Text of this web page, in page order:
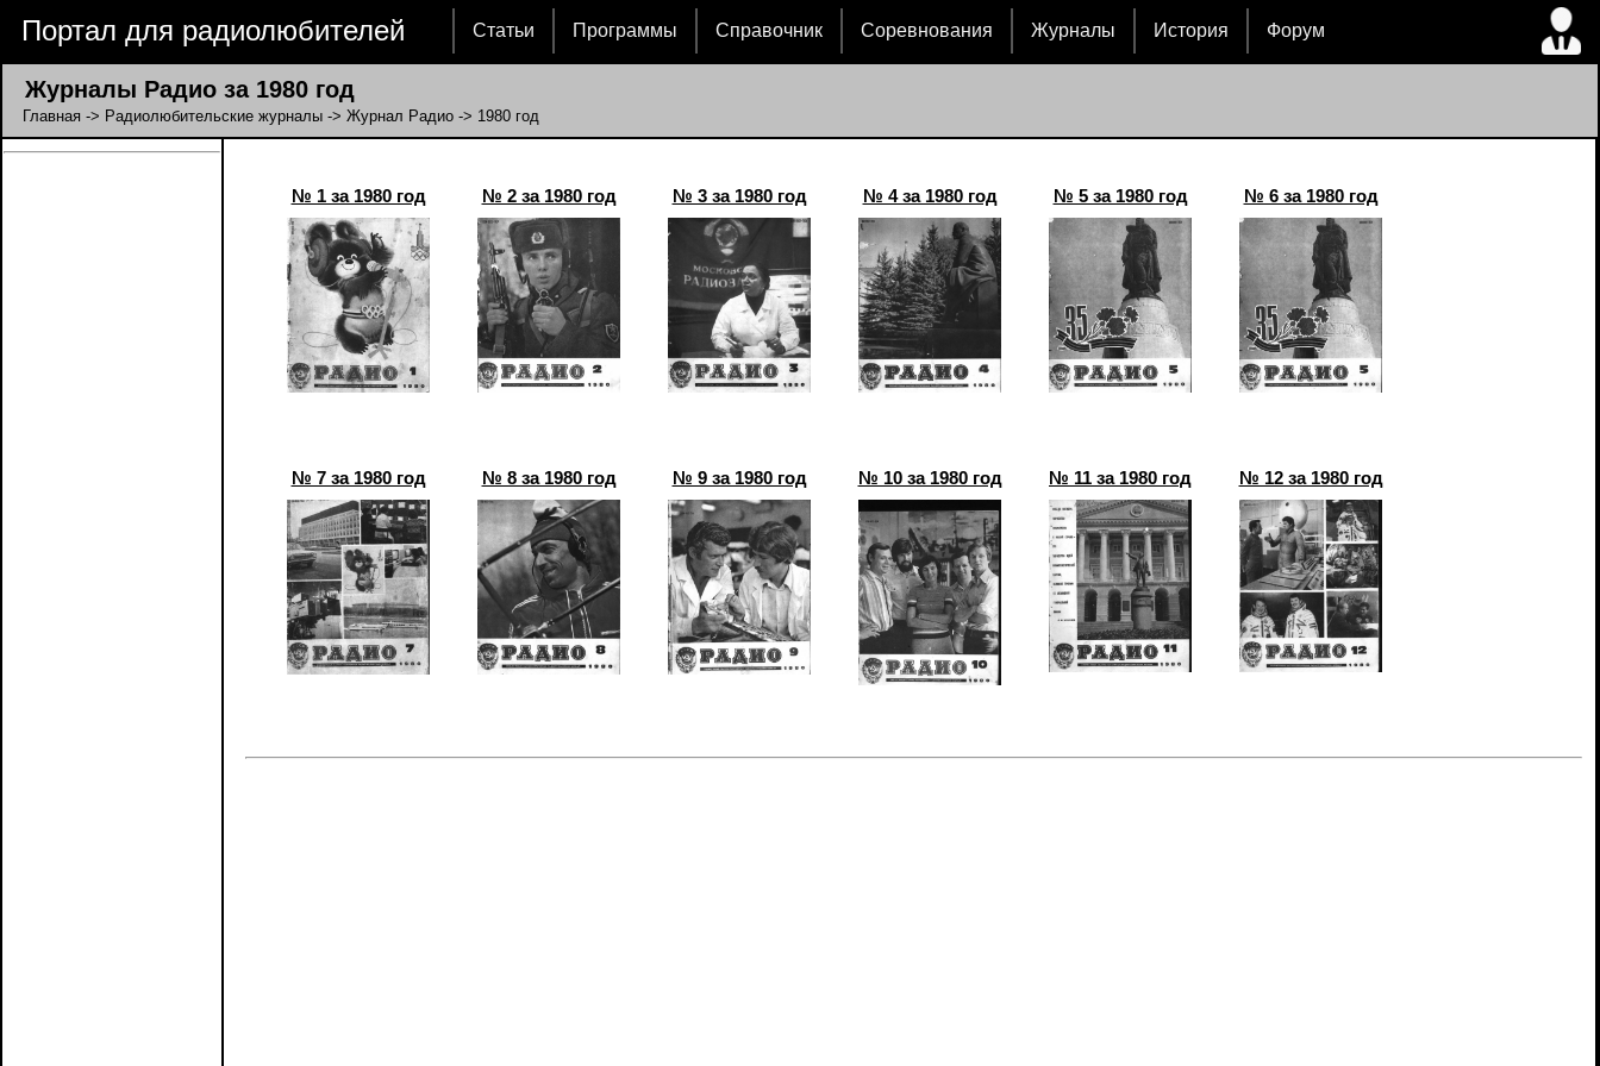
Портал для радиолюбителей Статьи Программы Справочник Соревнования Журналы История Форум
Журналы Радио за 1980 год
Главная -> Радиолюбительские журналы -> Журнал Радио -> 1980 год
№ 1 за 1980 год № 2 за 1980 год № 3 за 1980 год № 4 за 1980 год № 5 за 1980 год № 6 за 1980 год
№ 7 за 1980 год № 8 за 1980 год № 9 за 1980 год № 10 за 1980 год № 11 за 1980 год № 12 за 1980 год